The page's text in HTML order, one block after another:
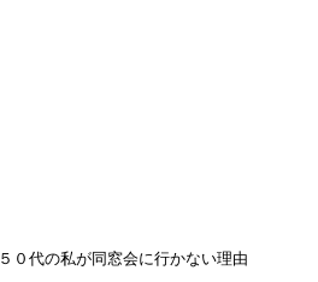
５０代の私が同窓会に行かない理由